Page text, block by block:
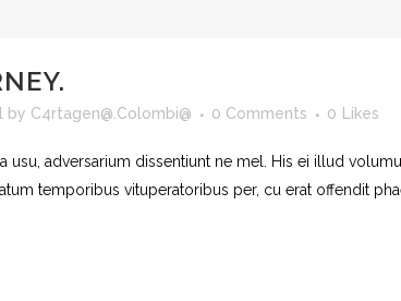
by C4rtagen@.Colombi@ 0 Comments 0 Likes
adversarium dissentiunt ne mel. His ei illud
temporibus vituperatoribus per, cu erat offendit